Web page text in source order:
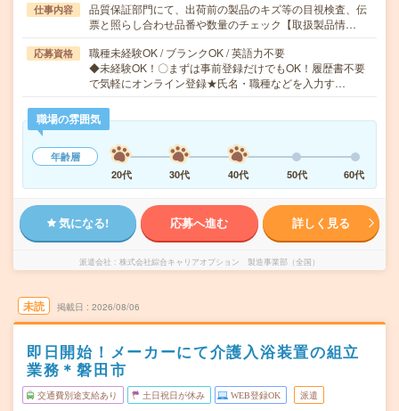
仕事内容
品質保証部門にて、出荷前の製品のキズ等の目視検査、伝
票と照らし合わせ品番や数量のチェック【取扱製品情…
応募資格
職種未経験OK / ブランクOK / 英語力不要
◆未経験OK！〇まずは事前登録だけでもOK！履歴書不要
で気軽にオンライン登録★氏名・職種などを入力す…
職場の雰囲気
年齢層
20代
30代 40代 50代 60代
気になる! 応募へ進む 詳しく見る
派遣会社 株式会社綜合キャリアオプション 製造事業部（全国）
未読 掲載日 2026/08/06
即日開始！メーカーにて介護入浴装置の組立
業務＊磐田市
交通費別途支給あり 土日祝日が休み WEB登録OK 派遣